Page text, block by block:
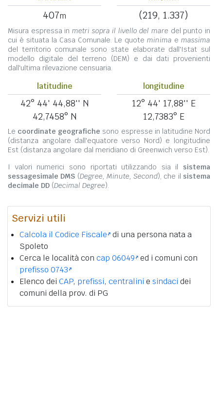
407m (219, 1.337)
Misura espressa in metri sopra il livello del mare del punto in
cui è situata la Casa Comunale. Le quote minima e massima
del territorio comunale sono state elaborate dall'Istat sul
modello digitale del terreno (DEM) e dai dati provenienti
dall'ultima rilevazione censuaria.
latitudine
42° 44' 44,88'' N
42,7458° N
longitudine
12° 44' 17,88'' E
12,7383° E
Le coordinate geografiche sono espresse in latitudine Nord
(distanza angolare dall'equatore verso Nord) e longitudine
Est (distanza angolare dal meridiano di Greenwich verso Est).
I valori numerici sono riportati utilizzando sia il sistema
sessagesimale DMS (Degree, Minute, Second), che il sistema
decimale DD (Decimal Degree).
Servizi utili
Calcola il Codice Fiscale di una persona nata a
Spoleto
Cerca le località con cap 06049 ed i comuni con
prefisso 0743
Elenco dei CAP, prefissi, centralini e sindaci dei
comuni della prov. di PG